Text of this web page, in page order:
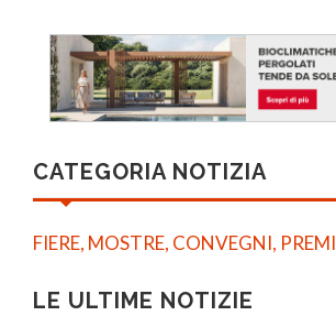
CATEGORIA NOTIZIA
FIERE, MOSTRE, CONVEGNI, PREMI
LE ULTIME NOTIZIE